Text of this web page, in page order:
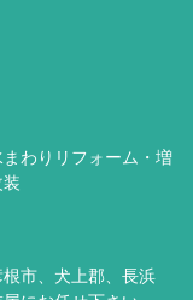
わりリフォーム・増
市、犬上郡、長浜